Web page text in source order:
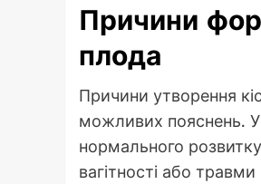
Причини
плода
Причини утворення
можливих пояснень. У
нормального розвитку
вагітності або